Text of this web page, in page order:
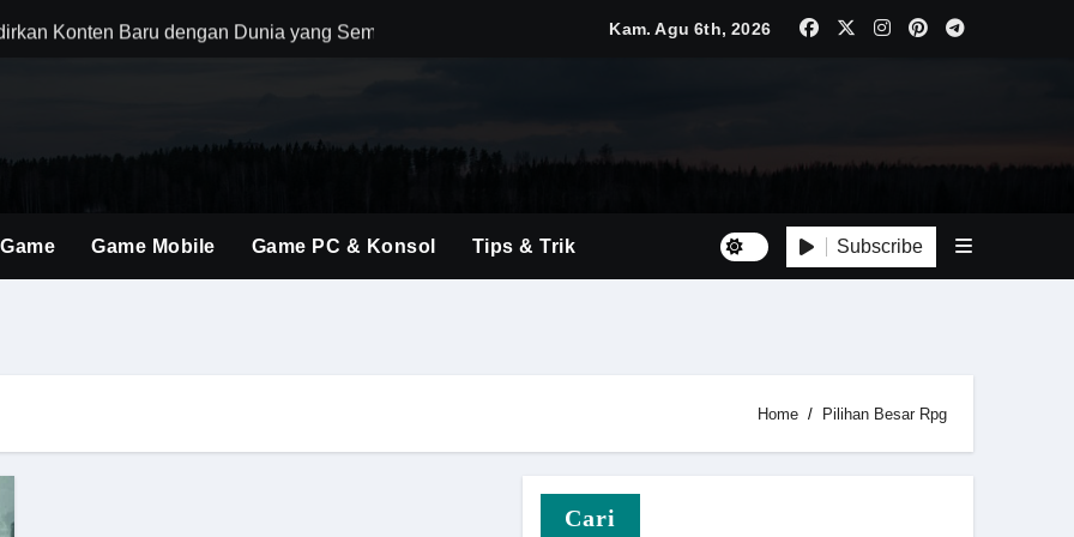
Konten Baru dengan Dunia yang Semakin Luas
Game Konsol dengan Atmosfer Sinematik Tinggi
Terbaru untuk Mendominasi Setiap Pertandingan
Cara Berburu Monster dengan Mekanik Generasi Baru
Baru dalam Seri FPS dengan Aksi Lebih Agresif
Kam. Agu 6th, 2026
Game Mobile Game PC & Konsol Tips & Trik Subscribe
Home Pilihan Besar Rpg
Cari